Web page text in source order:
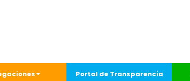
Portal de Transparencia